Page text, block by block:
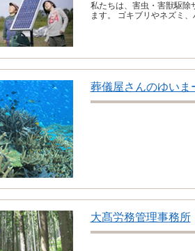
私たちは、害虫・害獣駆除
ます。 ゴキブリやネズミ
葬儀屋さんのゆいま
大髙労務管理事務所